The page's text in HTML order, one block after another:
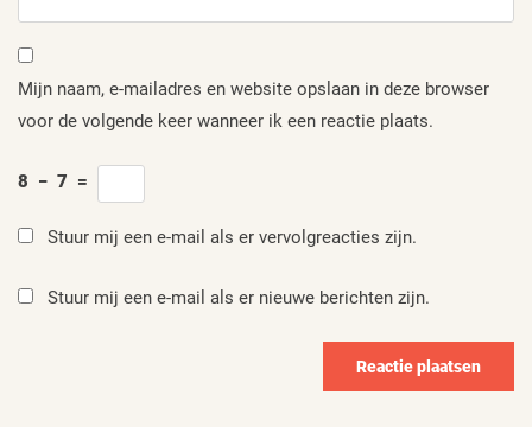
Mijn naam, e-mailadres en website opslaan in deze browser
voor de volgende keer wanneer ik een reactie plaats.
8 − 7 =
Stuur mij een e-mail als er vervolgreacties zijn.
Stuur mij een e-mail als er nieuwe berichten zijn.